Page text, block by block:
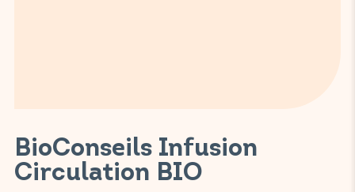
BioConseils Infusion
Circulation BIO